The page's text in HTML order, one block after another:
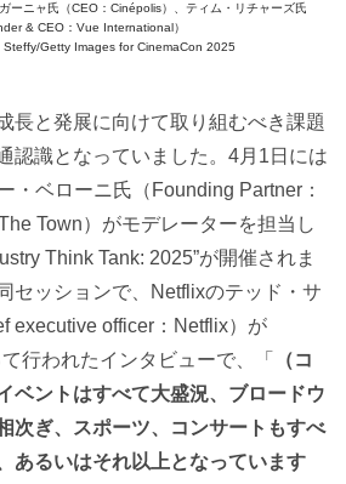
ーニャ氏（CEO：Cinépolis）、ティム・リチャーズ氏
& CEO：Vue International）
Getty Images for CinemaCon 2025
長と発展に向けて取り組むべき課題
認識となっていました。4月1日には
・ベローニ氏（Founding Partner：
Town）がモデレーターを担当し
Think Tank: 2025”が開催されま
セッションで、Netflixのテッド・サ
executive officer：Netflix）が
行われたインタビューで、「
（コ
ベントはすべて大盛況、ブロードウ
次ぎ、スポーツ、コンサートもすべ
あるいはそれ以上となっています